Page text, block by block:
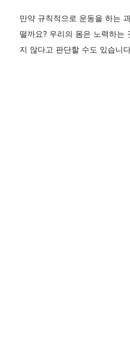
만약 규칙적으로 운동을 하는
떨까요? 우리의 몸은 노력하는
지 않다고 판단할 수도 있습니